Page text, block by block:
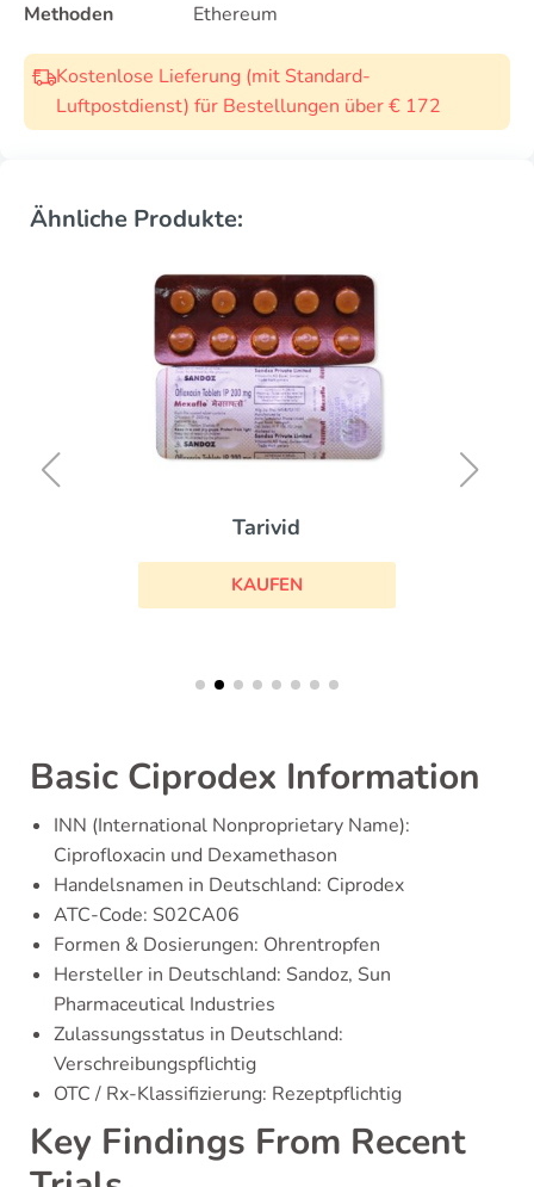
Methoden
Ethereum
Kostenlose Lieferung (mit Standard-
Luftpostdienst) für Bestellungen über € 172
Ähnliche Produkte:
Tarivid
KAUFEN
Basic Ciprodex Information
INN (International Nonproprietary Name):
Ciprofloxacin und Dexamethason
Handelsnamen in Deutschland: Ciprodex
ATC-Code: S02CA06
Formen & Dosierungen: Ohrentropfen
Hersteller in Deutschland: Sandoz, Sun
Pharmaceutical Industries
Zulassungsstatus in Deutschland:
Verschreibungspflichtig
OTC / Rx-Klassifizierung: Rezeptpflichtig
Key Findings From Recent